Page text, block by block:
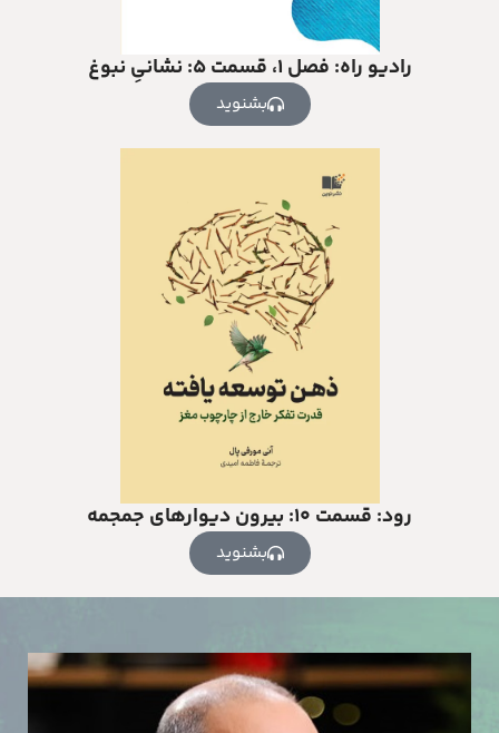
رادیو راه: فصل ۱، قسمت ۵: نشانیِ نبوغ
بشنوید
رود: قسمت ۱۰: بیرون دیوارهای جمجمه
بشنوید